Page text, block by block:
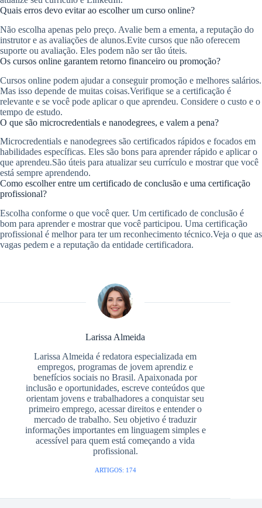
Quais erros devo evitar ao escolher um curso online?
Não escolha apenas pelo preço. Avalie bem a ementa, a reputação do
instrutor e as avaliações de alunos.Evite cursos que não oferecem
suporte ou avaliação. Eles podem não ser tão úteis.
Os cursos online garantem retorno financeiro ou promoção?
Cursos online podem ajudar a conseguir promoção e melhores salários.
Mas isso depende de muitas coisas.Verifique se a certificação é
relevante e se você pode aplicar o que aprendeu. Considere o custo e o
tempo de estudo.
O que são microcredentials e nanodegrees, e valem a pena?
Microcredentials e nanodegrees são certificados rápidos e focados em
habilidades específicas. Eles são bons para aprender rápido e aplicar o
que aprendeu.São úteis para atualizar seu currículo e mostrar que você
está sempre aprendendo.
Como escolher entre um certificado de conclusão e uma certificação
profissional?
Escolha conforme o que você quer. Um certificado de conclusão é
bom para aprender e mostrar que você participou. Uma certificação
profissional é melhor para ter um reconhecimento técnico.Veja o que as
vagas pedem e a reputação da entidade certificadora.
Larissa Almeida
Larissa Almeida é redatora especializada em
empregos, programas de jovem aprendiz e
benefícios sociais no Brasil. Apaixonada por
inclusão e oportunidades, escreve conteúdos que
orientam jovens e trabalhadores a conquistar seu
primeiro emprego, acessar direitos e entender o
mercado de trabalho. Seu objetivo é traduzir
informações importantes em linguagem simples e
acessível para quem está começando a vida
profissional.
ARTIGOS: 174